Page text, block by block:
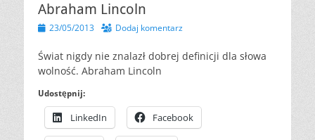
Abraham Lincoln
Opublikowano
23/05/2013 Dodaj komentarz
Świat nig­dy nie zna­lazł dob­rej de­finic­ji dla słowa
wolność. Abraham Lincoln
Udostępnij:
LinkedIn Facebook